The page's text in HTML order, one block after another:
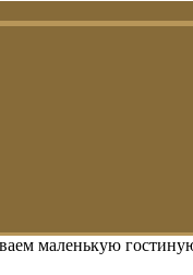
маленькую